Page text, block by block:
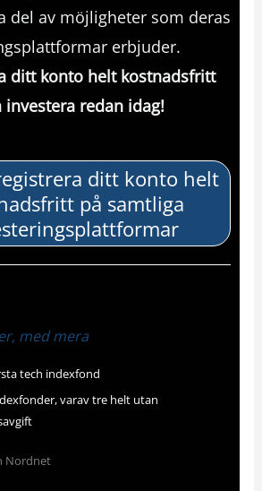
del av möjligheter som deras
erbjuder.
ditt konto helt kostnadsfritt
investera redan idag!
ditt konto helt
på samtliga
med mera
tech indexfond
varav tre helt utan
Nordnet